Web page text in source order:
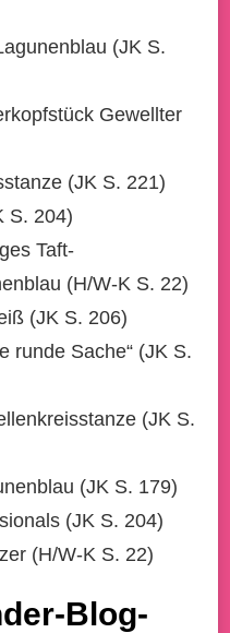
(JK S.
Gewellter
(JK S. 221)
S. 204)
Taft-
(H/W-K S. 22)
(JK S. 206)
runde Sache“ (JK S.
(JK S.
(JK S. 179)
(JK S. 204)
(H/W-K S. 22)
Blog-